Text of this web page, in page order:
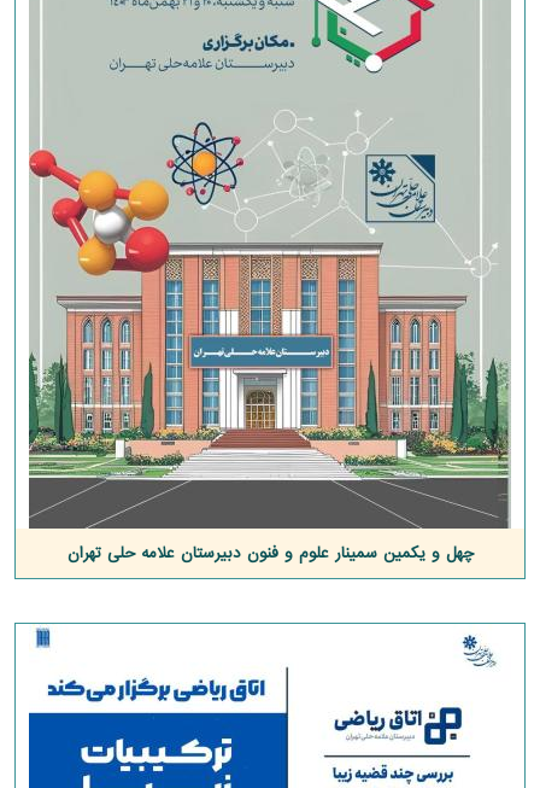
چهل و یکمین سمینار علوم و فنون دبیرستان علامه حلی تهران